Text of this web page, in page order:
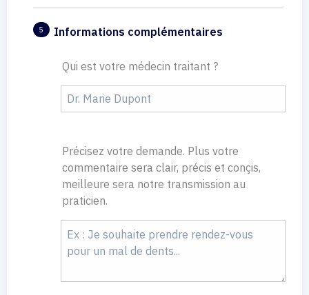
5 Informations complémentaires
Qui est votre médecin traitant ?
Précisez votre demande. Plus votre
commentaire sera clair, précis et conçis,
meilleure sera notre transmission au
praticien.